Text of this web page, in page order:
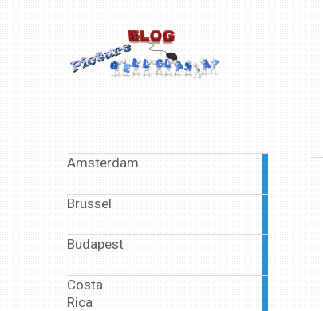
Amsterdam
Brüssel
Budapest
Costa
Rica